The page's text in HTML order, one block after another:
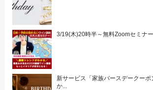
3/19(木)20時半～無料Zoomセミナ
新サービス「家族バースデークーポ
か...